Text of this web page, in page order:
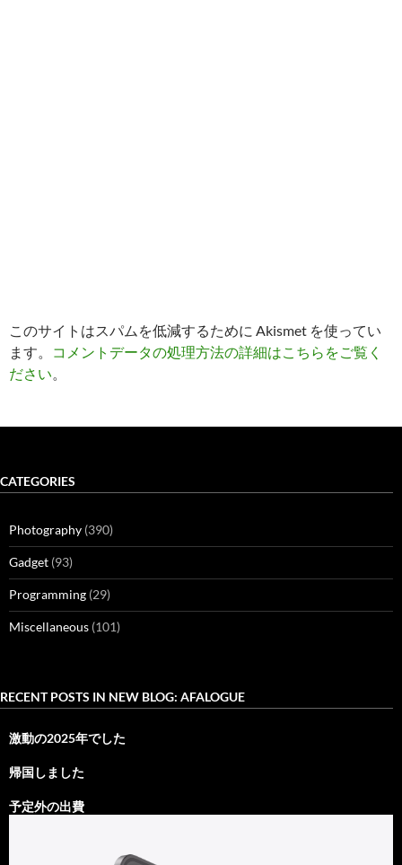
このサイトはスパムを低減するために Akismet を使ってい
ます。
コメントデータの処理方法の詳細はこちらをご覧く
ださい。
CATEGORIES
Photography (390)
Gadget (93)
Programming (29)
Miscellaneous (101)
RECENT POSTS IN NEW BLOG: AFALOGUE
激動の2025年でした
帰国しました
予定外の出費